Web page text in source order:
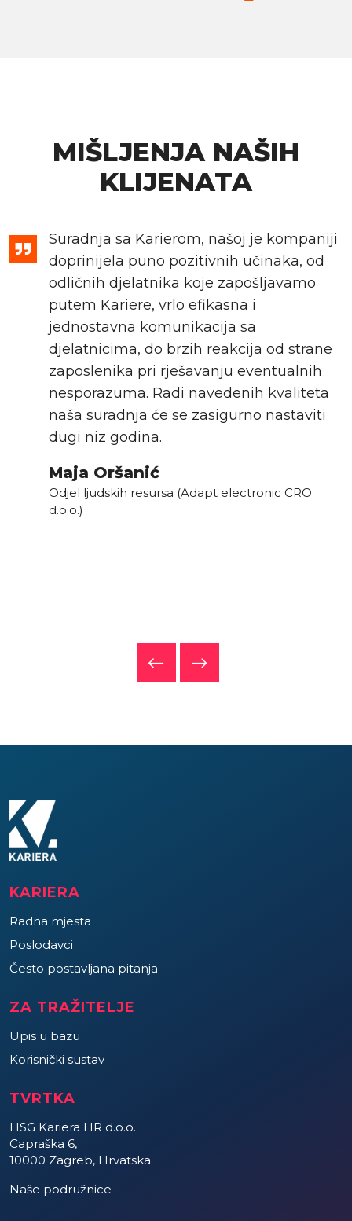
MIŠLJENJA NAŠIH
KLIJENATA
Suradnja sa Karierom, našoj je kompaniji
doprinijela puno pozitivnih učinaka, od
odličnih djelatnika koje zapošljavamo
putem Kariere, vrlo efikasna i
jednostavna komunikacija sa
djelatnicima, do brzih reakcija od strane
zaposlenika pri rješavanju eventualnih
nesporazuma. Radi navedenih kvaliteta
naša suradnja će se zasigurno nastaviti
dugi niz godina.
Maja Oršanić
Odjel ljudskih resursa (Adapt electronic CRO
d.o.o.)
KARIERA
Radna mjesta
Poslodavci
Često postavljana pitanja
ZA TRAŽITELJE
Upis u bazu
Korisnički sustav
TVRTKA
HSG Kariera HR d.o.o.
Capraška 6,
10000 Zagreb, Hrvatska
Naše podružnice